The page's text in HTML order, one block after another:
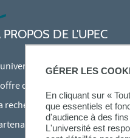
GÉRER LES
En cliquant sur «
que essentiels et
d'audience à des
L'université est
PROPOS DE L'UPEC
de formation
recherche à l'UPEC